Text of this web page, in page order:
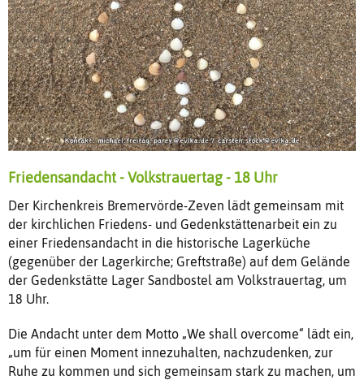
Friedensandacht - Volkstrauertag - 18 Uhr
Der Kirchenkreis Bremervörde-Zeven lädt gemeinsam mit
der kirchlichen Friedens- und Gedenkstättenarbeit ein zu
einer Friedensandacht in die historische Lagerküche
(gegenüber der Lagerkirche; Greftstraße) auf dem Gelände
der Gedenkstätte Lager Sandbostel am Volkstrauertag, um
18 Uhr.
Die Andacht unter dem Motto „We shall overcome“ lädt ein,
„um für einen Moment innezuhalten, nachzudenken, zur
Ruhe zu kommen und sich gemeinsam stark zu machen, um